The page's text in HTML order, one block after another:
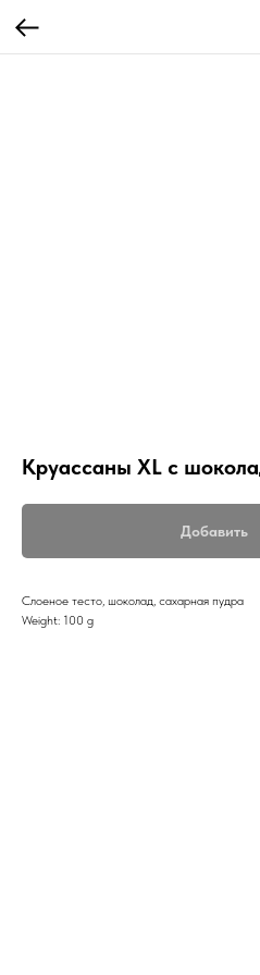
Круассаны ХL с
Добавить
Слоеное тесто, шоколад, сахарная пудра
Weight: 100 g